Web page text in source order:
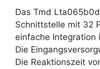
Das Tmd
Schnittstelle mit 32
einfache Integration
Die
Die Reaktionszeit